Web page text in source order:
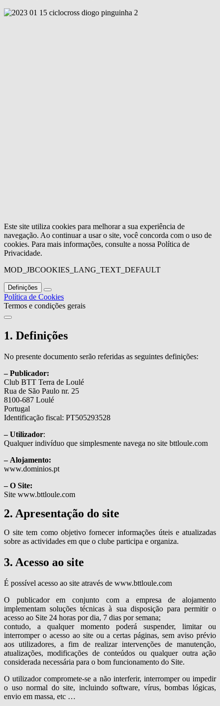
Este site utiliza cookies para melhorar a sua experiência de
navegação. Ao continuar a usar o site, você concorda com o uso de
cookies. Para mais informações, consulte a nossa Política de
Privacidade.
MOD_JBCOOKIES_LANG_TEXT_DEFAULT
Definições
Política de Cookies
Termos e condições gerais
1. Definições
No presente documento serão referidas as seguintes definições:
– Publicador:
Club BTT Terra de Loulé
Rua de São Paulo nr. 25
8100-687 Loulé
Portugal
Identificação fiscal: PT505293528
– Utilizador:
Qualquer indivíduo que simplesmente navega no site bttloule.com
– Alojamento:
www.dominios.pt
– O Site:
Site www.bttloule.com
2. Apresentação do site
O site tem como objetivo fornecer informações úteis e atualizadas
sobre as actividades em que o clube participa e organiza.
3. Acesso ao site
É possível acesso ao site através de www.bttloule.com
O publicador em conjunto com a empresa de alojamento
implementam soluções técnicas à sua disposição para permitir o
acesso ao Site 24 horas por dia, 7 dias por semana;
contudo, a qualquer momento poderá suspender, limitar ou
interromper o acesso ao site ou a certas páginas, sem aviso prévio
aos utilizadores, a fim de realizar intervenções de manutenção,
atualizações, modificações de conteúdos ou qualquer outra ação
considerada necessária para o bom funcionamento do Site.
O utilizador compromete-se a não interferir, interromper ou impedir
o uso normal do site, incluindo software, vírus, bombas lógicas,
envio em massa, etc …